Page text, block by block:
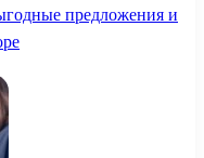
предложения и